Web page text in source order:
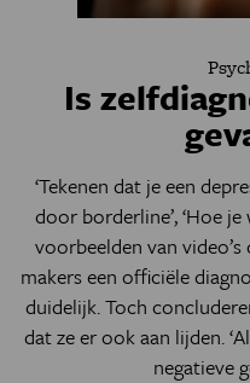
Is
‘Tekenen dat je een
door borderline’, ‘Hoe
voorbeelden van
makers een officiële
duidelijk. Toch
dat ze er ook aan lijden.
negatieve